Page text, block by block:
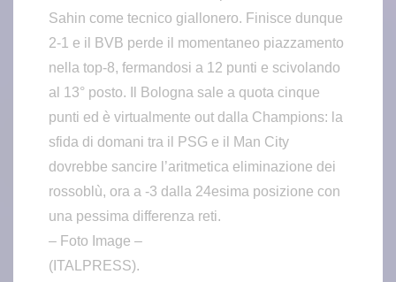
Sahin come tecnico giallonero. Finisce dunque
2-1 e il BVB perde il momentaneo piazzamento
nella top-8, fermandosi a 12 punti e scivolando
al 13° posto. Il Bologna sale a quota cinque
punti ed è virtualmente out dalla Champions: la
sfida di domani tra il PSG e il Man City
dovrebbe sancire l’aritmetica eliminazione dei
rossoblù, ora a -3 dalla 24esima posizione con
una pessima differenza reti.
– Foto Image –
(ITALPRESS).